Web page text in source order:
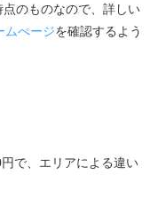
方の特徴
の方にダイハツ期
のものなので、詳しい
ムぺージを確認するよう
で、エリアによる違い